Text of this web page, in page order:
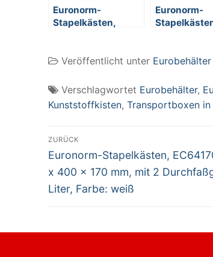
Euronorm-
Stapelkästen,
120 mm, mit 2
23 Liter, Farbe: rot
Euronorm-
mm, mit 2
Inhalt 33
Farbe: weiß
Veröffentlicht unter
Verschlagwortet Eurobehälter,
Kunststoffkisten, Transportboxen
Beitragsnavigation
ZURÜCK
Vorheriger
Beitrag:
Euronorm-Stapelkästen,
x 400 x 170 mm, mit 2
Liter, Farbe: weiß